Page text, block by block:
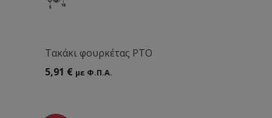
Tακάκι φουρκέτας ΡΤΟ
5,91 € με Φ.Π.Α.